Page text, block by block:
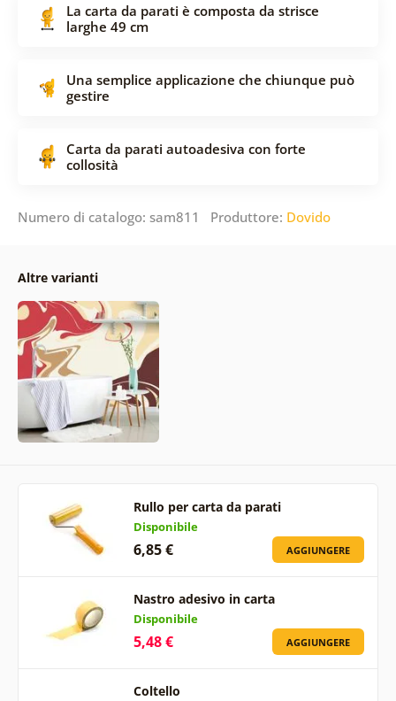
La carta da parati è composta da strisce
larghe 49 cm
Una semplice applicazione che chiunque può
gestire
Carta da parati autoadesiva con forte
collosità
Numero di catalogo: sam811 Produttore: Dovido
Altre varianti
Rullo per carta da parati
Disponibile
6,85 € AGGIUNGERE
Nastro adesivo in carta
Disponibile
5,48 € AGGIUNGERE
Coltello